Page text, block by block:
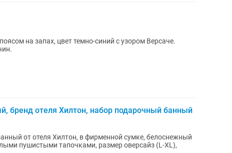
на запах, цвет темно-синий с узором Версаче.
бренд отеля Хилтон, набор подарочный банный
от отеля Хилтон, в фирменной сумке, белоснежный
пушистыми тапочками, размер оверсайз (L-XL),